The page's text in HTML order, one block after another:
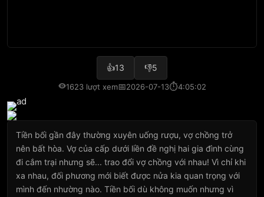
👍13 👎5
1623 lượt xem📅2026-07-13⏱4:05:02
Tiền bối gần đây thường xuyên uống rượu, vợ chồng trở
nên bất hòa. Vợ của cấp dưới liền đề nghị hai gia đình cùng
đi cắm trại nhưng sẽ... trao đổi vợ chồng với nhau! Vì chỉ khi
xa nhau, đối phương mới biết được nửa kia quan trọng với
mình đến nhường nào. Tiền bối dù không muốn nhưng vì